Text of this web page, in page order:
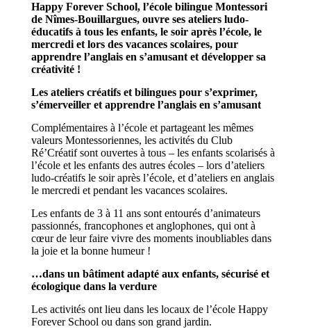
Happy Forever School, l’école bilingue Montessori
de Nîmes-Bouillargues, ouvre ses ateliers ludo-
éducatifs à tous les enfants, le soir après l’école, le
mercredi et lors des vacances scolaires, pour
apprendre l’anglais en s’amusant et développer sa
créativité !
Les ateliers créatifs et bilingues pour s’exprimer,
s’émerveiller et apprendre l’anglais en s’amusant
Complémentaires à l’école et partageant les mêmes
valeurs Montessoriennes, les activités du Club
Ré’Créatif sont ouvertes à tous – les enfants scolarisés à
l’école et les enfants des autres écoles – lors d’ateliers
ludo-créatifs le soir après l’école, et d’ateliers en anglais
le mercredi et pendant les vacances scolaires.
Les enfants de 3 à 11 ans sont entourés d’animateurs
passionnés, francophones et anglophones, qui ont à
cœur de leur faire vivre des moments inoubliables dans
la joie et la bonne humeur !
…dans un bâtiment adapté aux enfants, sécurisé et
écologique dans la verdure
Les activités ont lieu dans les locaux de l’école Happy
Forever School ou dans son grand jardin.